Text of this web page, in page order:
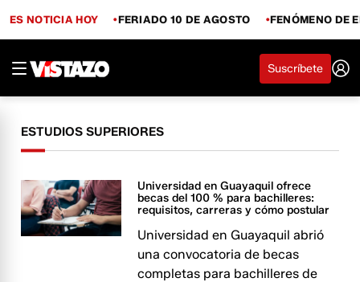
ES NOTICIA HOY FERIADO 10 DE AGOSTO FENÓMENO DE
Suscríbete
ESTUDIOS SUPERIORES
Universidad en Guayaquil ofrece
becas del 100 % para bachilleres:
requisitos, carreras y cómo postular
Universidad en Guayaquil abrió
una convocatoria de becas
completas para bachilleres de